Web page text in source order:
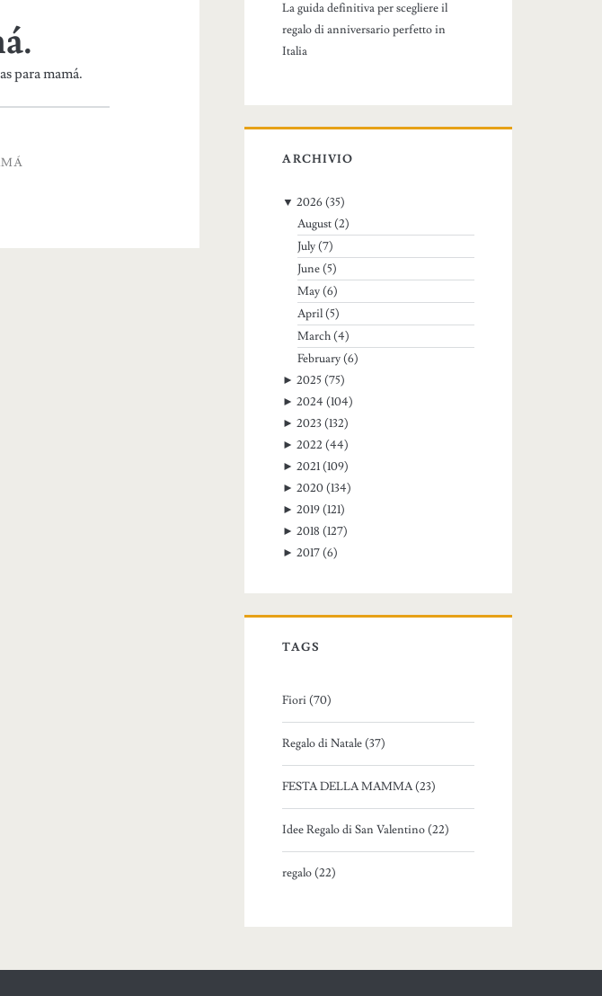
para mamá.
La guida definitiva per scegliere il
regalo di anniversario perfetto in
Italia
ARCHIVIO
▼ 2026 (35)
August (2)
July (7)
June (5)
May (6)
April (5)
March (4)
February (6)
► 2025 (75)
► 2024 (104)
► 2023 (132)
► 2022 (44)
► 2021 (109)
► 2020 (134)
► 2019 (121)
► 2018 (127)
► 2017 (6)
TAGS
Fiori (70)
Regalo di Natale (37)
FESTA DELLA MAMMA (23)
Idee Regalo di San Valentino (22)
regalo (22)